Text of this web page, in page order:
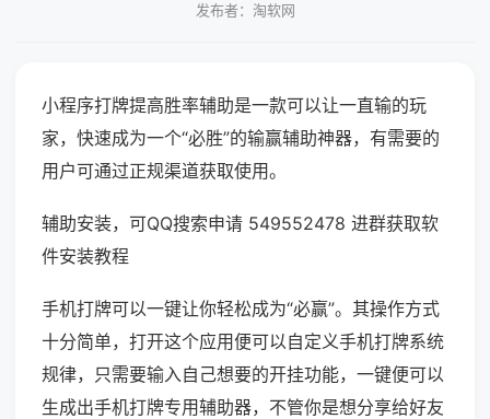
发布者：淘软网
小程序打牌提高胜率辅助是一款可以让一直输的玩
家，快速成为一个“必胜”的输赢辅助神器，有需要的
用户可通过正规渠道获取使用。
辅助安装，可QQ搜索申请 549552478 进群获取软
件安装教程
手机打牌可以一键让你轻松成为“必赢”。其操作方式
十分简单，打开这个应用便可以自定义手机打牌系统
规律，只需要输入自己想要的开挂功能，一键便可以
生成出手机打牌专用辅助器，不管你是想分享给好友